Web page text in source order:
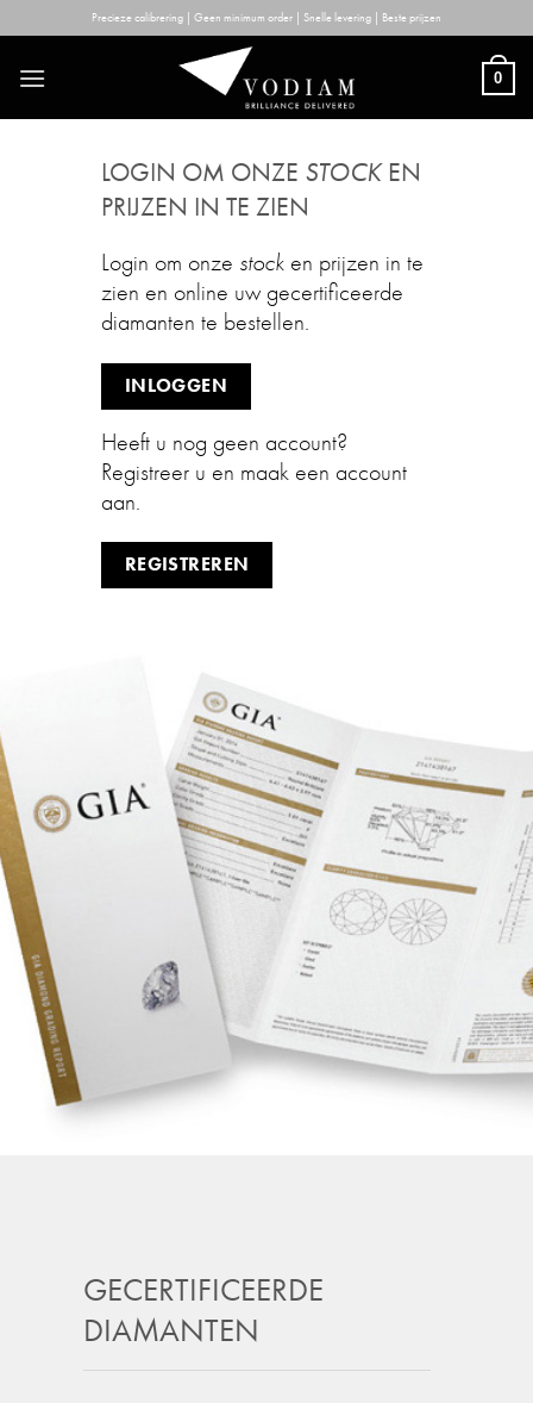
to
content
Precieze calibrering | Geen minimum order | Snelle levering | Beste prijzen
0
LOGIN OM ONZE STOCKEN
PRIJZEN IN TE ZIEN
Login om onze stock en prijzen in te
zien en online uw gecertificeerde
diamanten te bestellen.
INLOGGEN
Heeft u nog geen account?
Registreer u en maak een account
aan.
REGISTREREN
GECERTIFICEERDE
DIAMANTEN